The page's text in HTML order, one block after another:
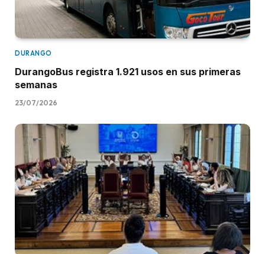
DURANGO
DurangoBus registra 1.921 usos en sus primeras
semanas
23/07/2026